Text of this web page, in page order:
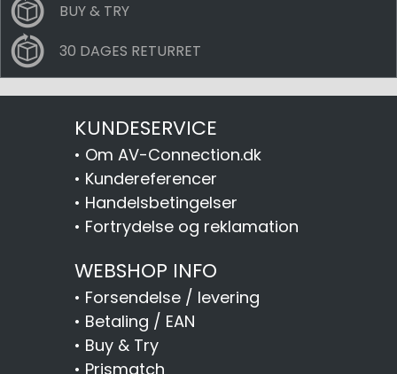
BUY & TRY
30 DAGES RETURRET
KUNDESERVICE
• Om AV-Connection.dk
• Kundereferencer
• Handelsbetingelser
• Fortrydelse og reklamation
WEBSHOP INFO
• Forsendelse / levering
• Betaling / EAN
• Buy & Try
• Prismatch